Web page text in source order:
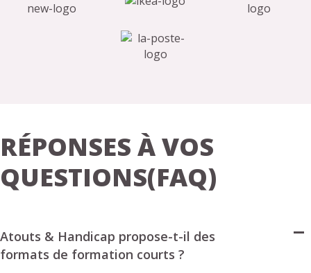
RÉPONSES À VOS
QUESTIONS(FAQ)
Atouts & Handicap propose-t-il des
formats de formation courts ?